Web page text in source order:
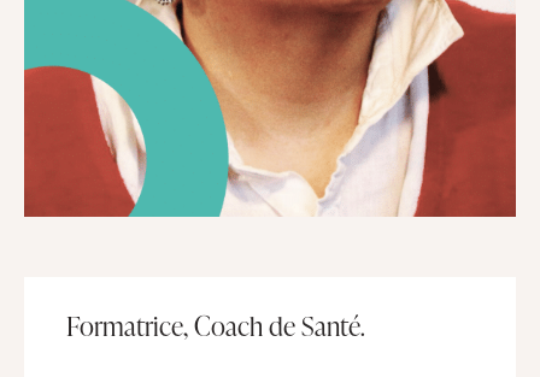
Formatrice, Coach de Santé.